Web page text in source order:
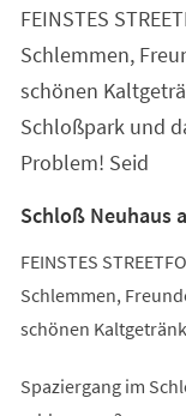
FEINSTES
Schlemmen,
schönen
Schloßpark und
Problem! Seid
Schloß Neuhaus
FEINSTES
Schlemmen,
schönen
Spaziergang im